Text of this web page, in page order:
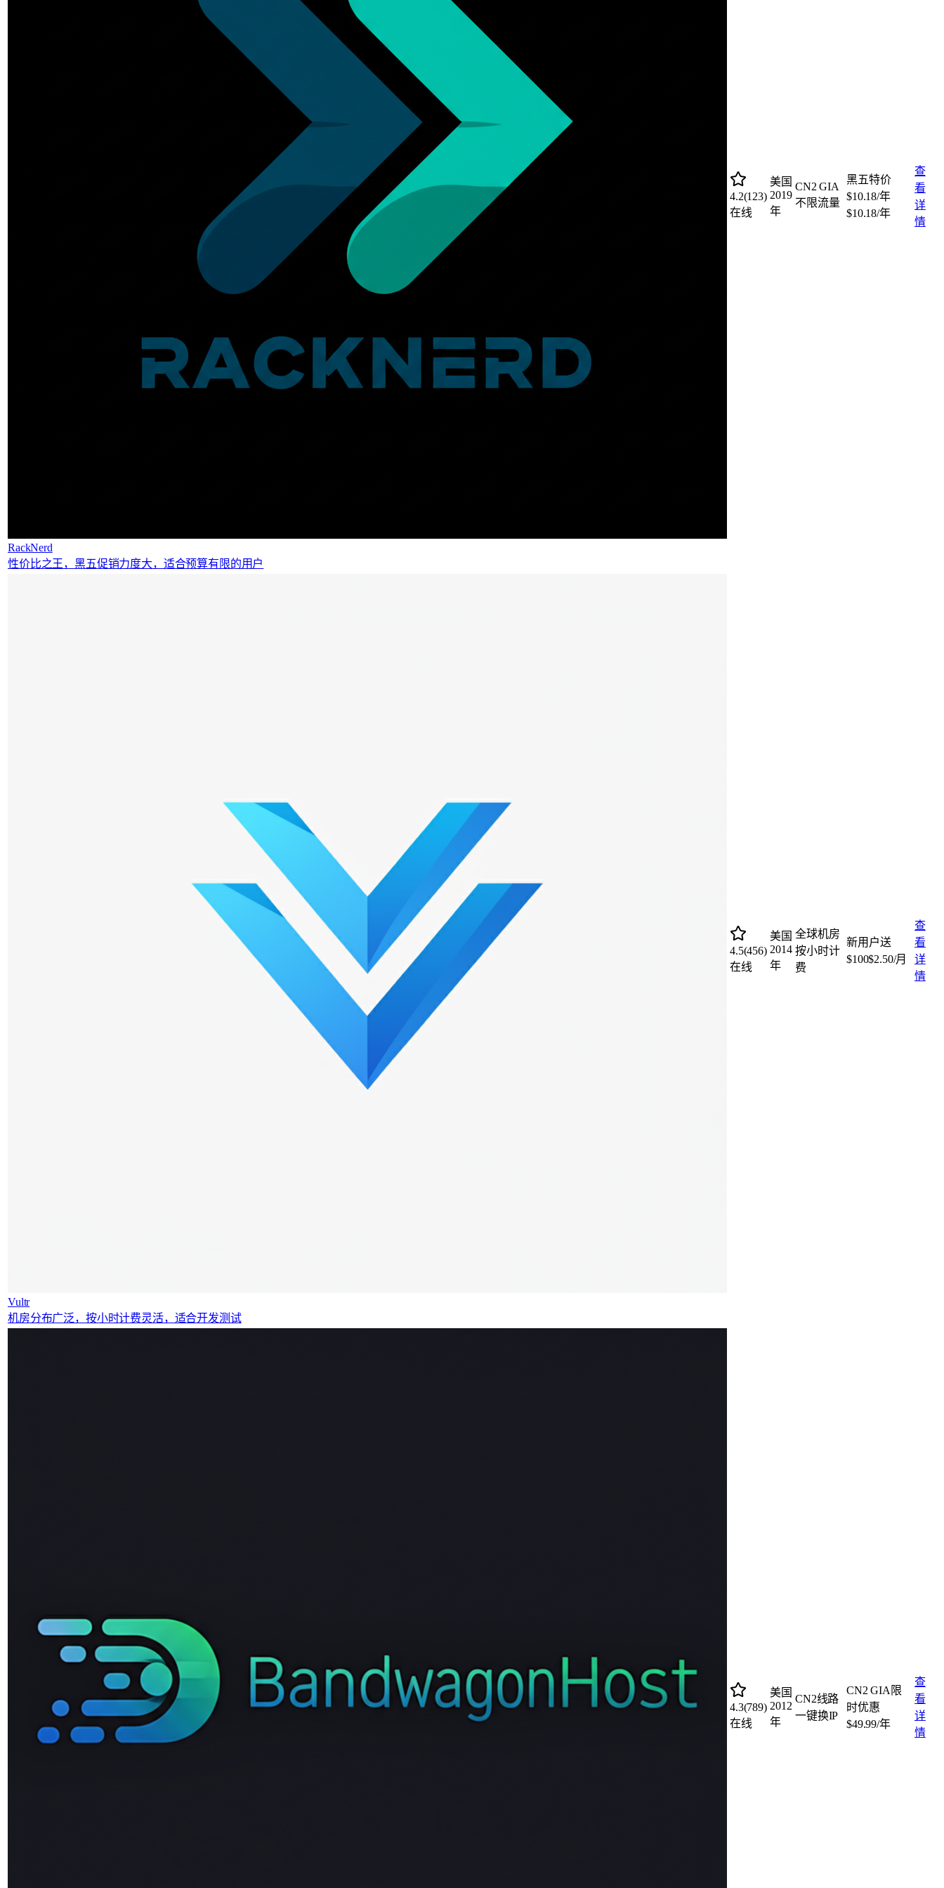
RackNerd
性价比之王，黑五促销力度大，适合预算有限的用户
4.2(123)
在线
美国
2019
年
CN2 GIA
不限流量
黑五特价
$10.18/年
$10.18/年
查
看
详
情
Vultr
机房分布广泛，按小时计费灵活，适合开发测试
4.5(456)
在线
美国
2014
年
全球机房
按小时计
费
新用户送
$100$2.50/月
查
看
详
情
4.3(789)
在线
美国
2012
年
CN2线路
一键换IP
CN2 GIA限
时优惠
$49.99/年
查
看
详
情